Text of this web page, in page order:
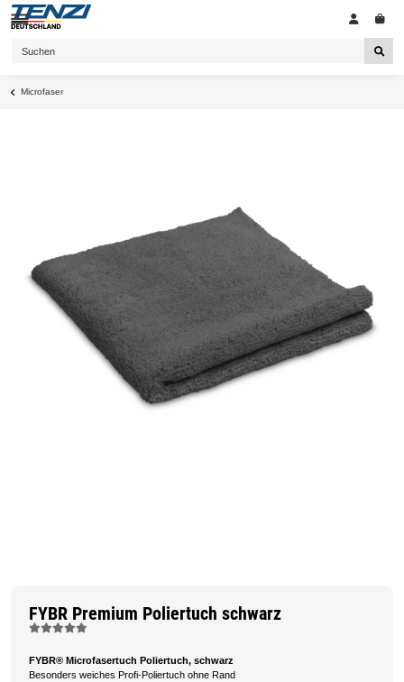
Microfaser
FYBR Premium Poliertuch schwarz
FYBR® Microfasertuch Poliertuch, schwarz
Besonders weiches Profi-Poliertuch ohne Rand